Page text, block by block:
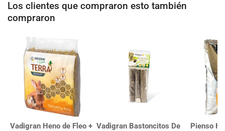
Los clientes que compraron esto también
compraron
Vadigran Heno de Fleo + Vadigran Bastoncitos De
Pienso